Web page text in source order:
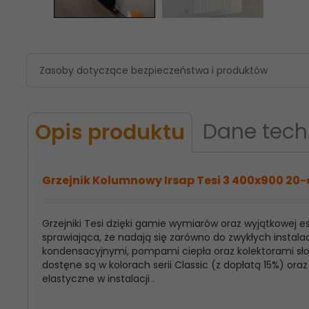
Zasoby dotyczące bezpieczeństwa i produktów
Opis produktu Dane
Grzejnik Kolumnowy Irsap Tesi 3 400x900 20-
Grzejniki Tesi dzięki gamie wymiarów oraz
sprawiająca, że nadają się zarówno do zwykłych
kondensacyjnymi, pompami ciepła oraz kolektorami
dostęne są w kolorach serii Classic (z dopłatą 15%)
elastyczne w instalacji .
Model
Produktu:
Irsap Tesi 3
Wysokość
Grzejnika:
400